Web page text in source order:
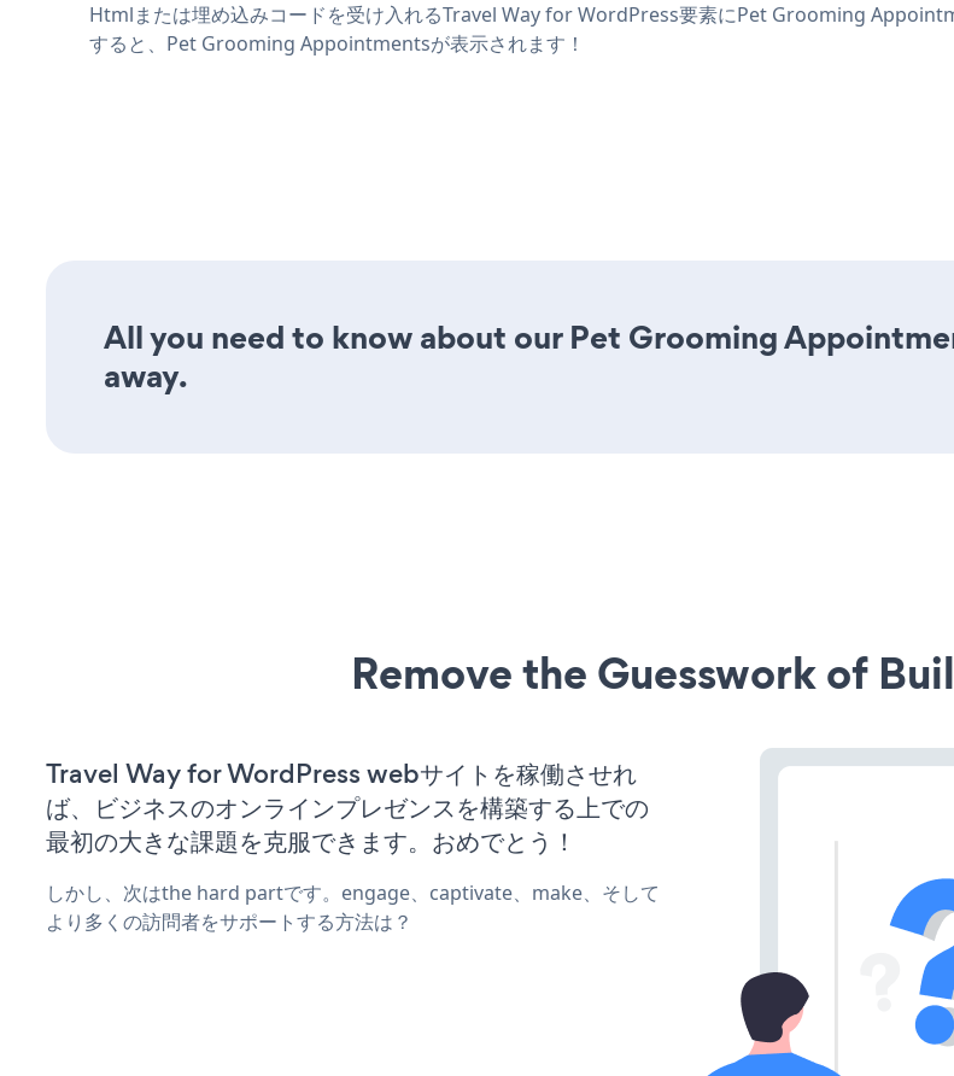
Htmlまたは埋め込みコードを受け入れるTravel Way for WordPress要素にPet Grooming
すると、Pet Grooming Appointmentsが表示されます！
All you need to know about our Pet Grooming
away.
Remove the Guesswork of
Travel Way for WordPress webサイトを稼働させれ
ば、ビジネスのオンラインプレゼンスを構築する上での
最初の大きな課題を克服できます。おめでとう！
しかし、次はthe hard partです。engage、captivate、make、そして
より多くの訪問者をサポートする方法は？